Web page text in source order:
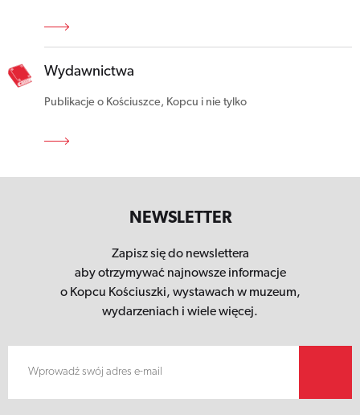
Wydawnictwa
Publikacje o Kościuszce, Kopcu i nie tylko
NEWSLETTER
Zapisz się do newslettera
aby otrzymywać najnowsze informacje
o Kopcu Kościuszki, wystawach w muzeum,
wydarzeniach i wiele więcej.